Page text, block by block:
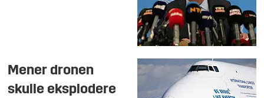
Mener dronen
skulle eksplodere